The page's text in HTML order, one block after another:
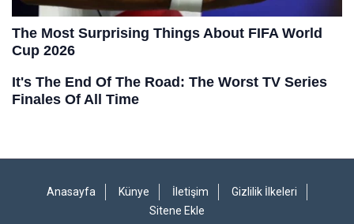
Anasayfa Künye İletişim
Gizlilik İlkeleri
Sitene Ekle